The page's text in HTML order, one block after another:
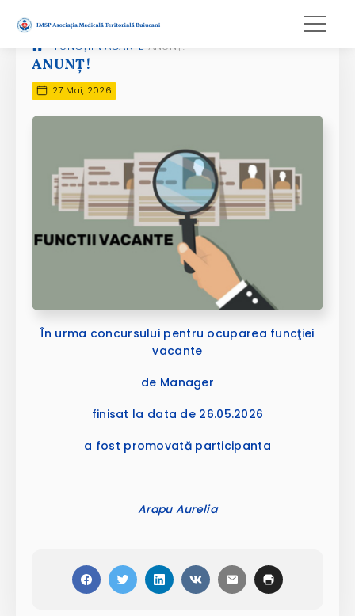
» FUNCȚII VACANTE ANUNŢ!
ANUNŢ!
27 Mai, 2026
În urma concursului pentru ocuparea funcţiei
vacante
de Manager
finisat la data de 26.05.2026
a fost promovată participanta
Arapu Aurelia